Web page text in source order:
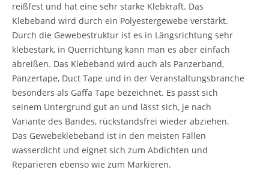
reißfest und hat eine sehr starke Klebkraft. Das
Klebeband wird durch ein Polyestergewebe verstärkt.
Durch die Gewebestruktur ist es in Längsrichtung sehr
klebestark, in Querrichtung kann man es aber einfach
abreißen. Das Klebeband wird auch als Panzerband,
Panzertape, Duct Tape und in der Veranstaltungsbranche
besonders als Gaffa Tape bezeichnet. Es passt sich
seinem Untergrund gut an und lässt sich, je nach
Variante des Bandes, rückstandsfrei wieder abziehen.
Das Gewebeklebeband ist in den meisten Fällen
wasserdicht und eignet sich zum Abdichten und
Reparieren ebenso wie zum Markieren.